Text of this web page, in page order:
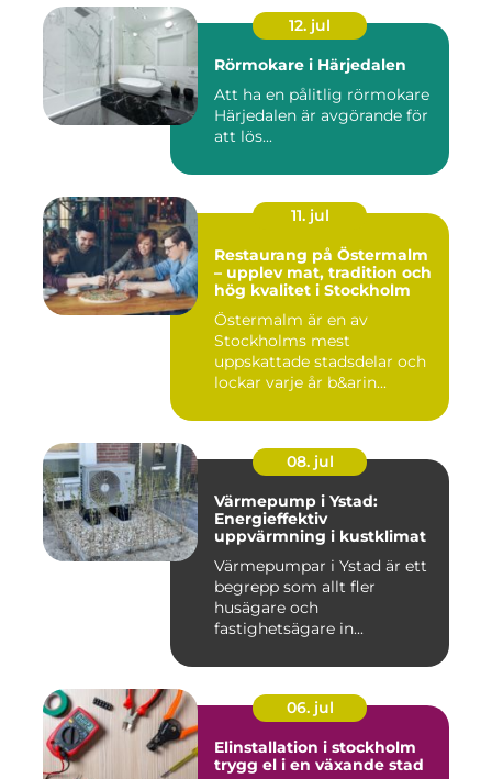
12. jul
Rörmokare i Härjedalen
Att ha en pålitlig rörmokare
Härjedalen är avgörande för
att lös...
11. jul
Restaurang på Östermalm
– upplev mat, tradition och
hög kvalitet i Stockholm
Östermalm är en av
Stockholms mest
uppskattade stadsdelar och
lockar varje år b&arin...
08. jul
Värmepump i Ystad:
Energieffektiv
uppvärmning i kustklimat
Värmepumpar i Ystad är ett
begrepp som allt fler
husägare och
fastighetsägare in...
06. jul
Elinstallation i stockholm
trygg el i en växande stad